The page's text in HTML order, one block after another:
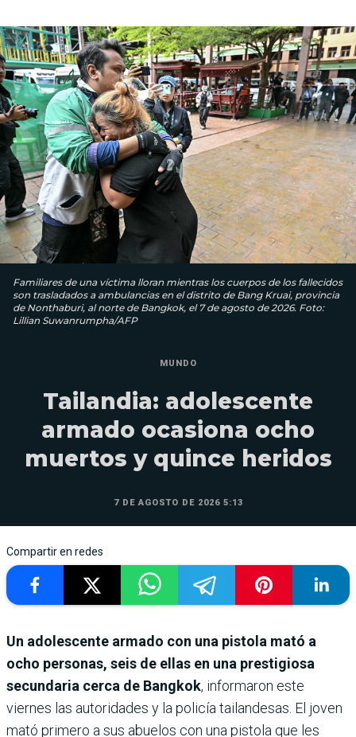
Familiares de una víctima lloran mientras los cuerpos de los fallecidos
son trasladados a ambulancias en el distrito de Bang Kruai, provincia
de Nonthaburi, al norte de Bangkok, el 7 de agosto de 2026. Foto:
Lillian Suwanrumpha/AFP
MUNDO
Tailandia: adolescente
armado ocasiona ocho
muertos y quince heridos
7 DE AGOSTO DE 2026 5:13
Compartir en redes
Un adolescente armado con una pistola mató a
ocho personas, seis de ellas en una prestigiosa
secundaria cerca de Bangkok, informaron este
viernes las autoridades y la policía tailandesas. El joven
mató primero a sus abuelos con una pistola que les